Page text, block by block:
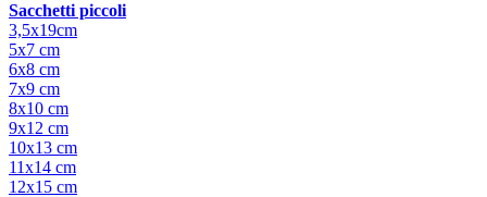
Sacchetti piccoli
3,5x19cm
5x7 cm
6x8 cm
7x9 cm
8x10 cm
9x12 cm
10x13 cm
11x14 cm
12x15 cm